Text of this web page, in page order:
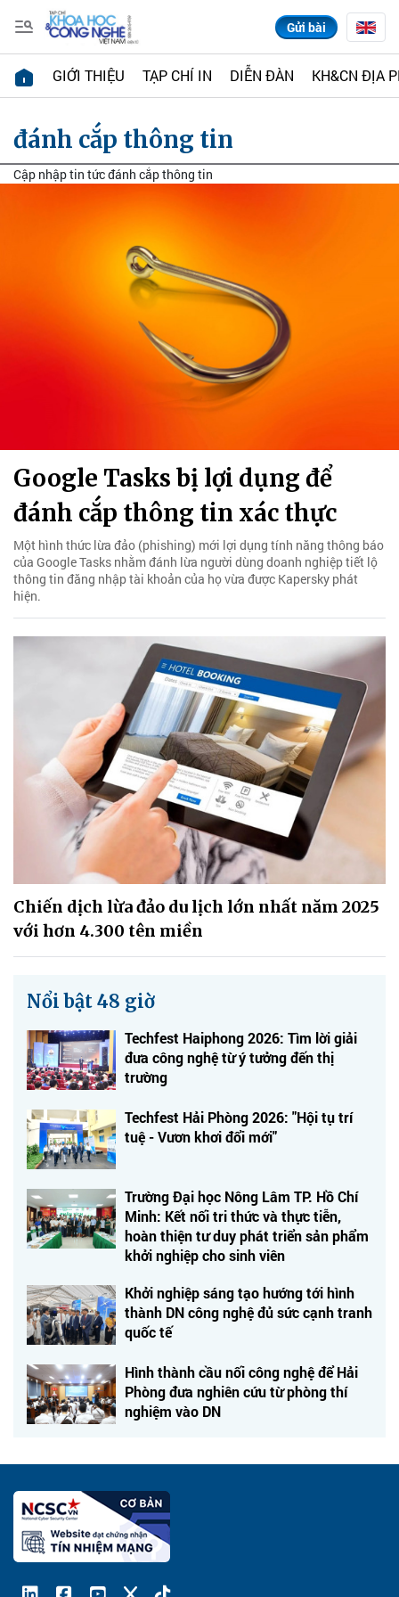
Gửi bài
GIỚI THIỆU TẠP CHÍ IN DIỄN ĐÀN KH&CN ĐỊA
đánh cắp thông tin
Cập nhập tin tức đánh cắp thông tin
Google Tasks bị lợi dụng để
đánh cắp thông tin xác thực
Một hình thức lừa đảo (phishing) mới lợi dụng tính năng thông báo
của Google Tasks nhằm đánh lừa người dùng doanh nghiệp tiết lộ
thông tin đăng nhập tài khoản của họ vừa được Kapersky phát
hiện.
Chiến dịch lừa đảo du lịch lớn nhất năm 2025
với hơn 4.300 tên miền
Nổi bật 48 giờ
Techfest Haiphong 2026: Tìm lời giải
đưa công nghệ từ ý tưởng đến thị
trường
Techfest Hải Phòng 2026: "Hội tụ trí
tuệ - Vươn khơi đổi mới"
Trường Đại học Nông Lâm TP. Hồ Chí
Minh: Kết nối tri thức và thực tiễn,
hoàn thiện tư duy phát triển sản phẩm
khởi nghiệp cho sinh viên
Khởi nghiệp sáng tạo hướng tới hình
thành DN công nghệ đủ sức cạnh tranh
quốc tế
Hình thành cầu nối công nghệ để Hải
Phòng đưa nghiên cứu từ phòng thí
nghiệm vào DN